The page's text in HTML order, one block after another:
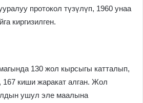
протокол түзүлүп, 1960 унаа
киргизилген.
130 жол кырсыгы катталып,
167 киши жаракат алган. Жол
ушул эле маалына